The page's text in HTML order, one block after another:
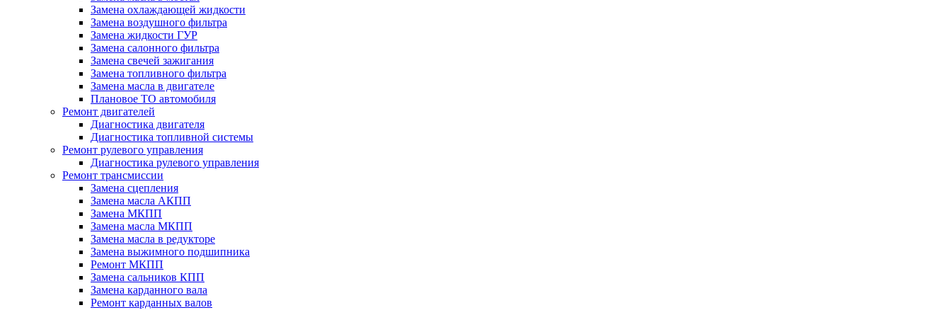
Замена охлаждающей жидкости
Замена воздушного фильтра
Замена жидкости ГУР
Замена салонного фильтра
Замена свечей зажигания
Замена топливного фильтра
Замена масла в двигателе
Плановое ТО автомобиля
Ремонт двигателей
Диагностика двигателя
Диагностика топливной системы
Ремонт рулевого управления
Диагностика рулевого управления
Ремонт трансмиссии
Замена сцепления
Замена масла АКПП
Замена МКПП
Замена масла МКПП
Замена масла в редукторе
Замена выжимного подшипника
Ремонт МКПП
Замена сальников КПП
Замена карданного вала
Ремонт карданных валов